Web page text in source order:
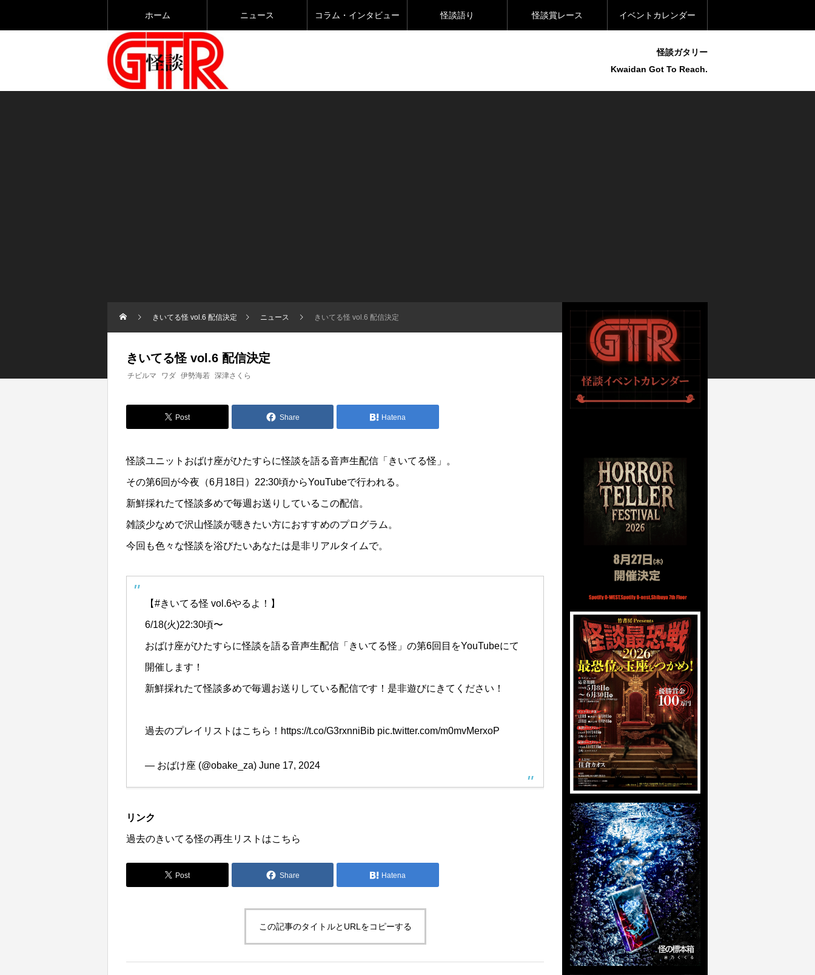
ホーム ニュース コラム・インタビュー 怪談語り 怪談賞レース イベントカレンダー
怪談ガタリー
Kwaidan Got To Reach.
きいてる怪 vol.6 配信決定 ニュース きいてる怪 vol.6 配信決定
きいてる怪 vol.6 配信決定
チビルマ ワダ 伊勢海若 深津さくら
Post Share Hatena
怪談ユニットおばけ座がひたすらに怪談を語る音声生配信「きいてる怪」。
その第6回が今夜（6月18日）22:30頃からYouTubeで行われる。
新鮮採れたて怪談多めで毎週お送りしているこの配信。
雑談少なめで沢山怪談が聴きたい方におすすめのプログラム。
今回も色々な怪談を浴びたいあなたは是非リアルタイムで。
【#きいてる怪 vol.6やるよ！】
6/18(火)22:30頃〜
おばけ座がひたすらに怪談を語る音声生配信「きいてる怪」の第6回目をYouTubeにて
開催します！
新鮮採れたて怪談多めで毎週お送りしている配信です！是非遊びにきてください！
過去のプレイリストはこちら！ https://t.co/G3rxnniBib pic.twitter.com/m0mvMerxoP
— おばけ座 (@obake_za) June 17, 2024
リンク
過去のきいてる怪の再生リストはこちら
Post Share Hatena
この記事のタイトルとURLをコピーする